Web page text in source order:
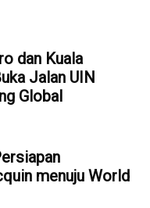
dan Kuala
Jalan UIN
Global
menuju World